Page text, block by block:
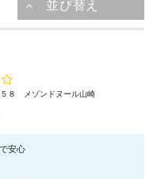
８ メゾンドヌール山崎
安心